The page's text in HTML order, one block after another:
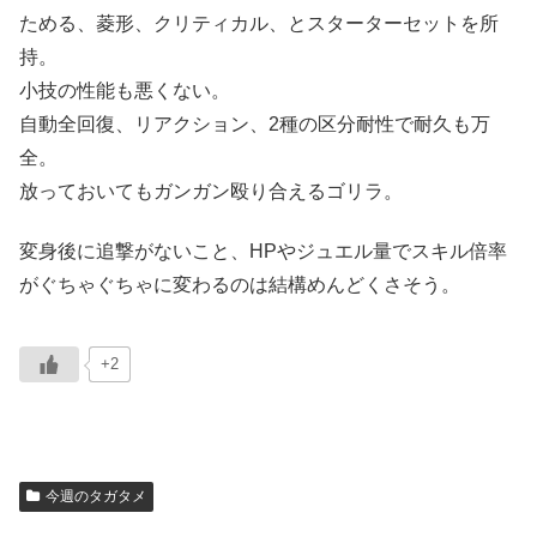
ためる、菱形、クリティカル、とスターターセットを所
持。
小技の性能も悪くない。
自動全回復、リアクション、2種の区分耐性で耐久も万
全。
放っておいてもガンガン殴り合えるゴリラ。
変身後に追撃がないこと、HPやジュエル量でスキル倍率
がぐちゃぐちゃに変わるのは結構めんどくさそう。
+2
今週のタガタメ